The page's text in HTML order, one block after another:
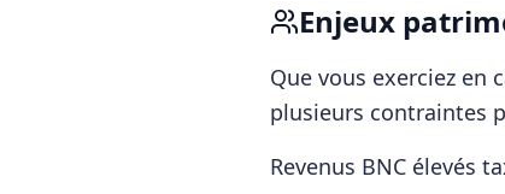
Enjeux
Que vous exerciez
plusieurs contraintes
Revenus BNC élevés